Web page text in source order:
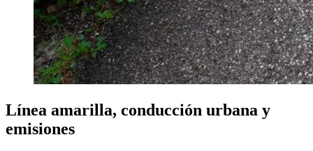
Línea amarilla, conducción urbana y
emisiones